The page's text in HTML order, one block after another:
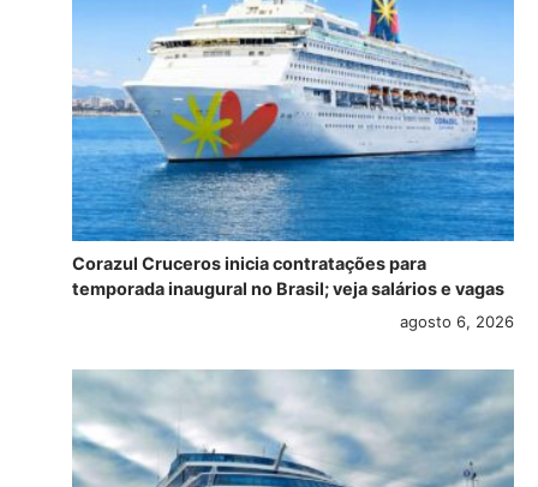
Corazul Cruceros inicia contratações para
temporada inaugural no Brasil; veja salários e vagas
agosto 6, 2026